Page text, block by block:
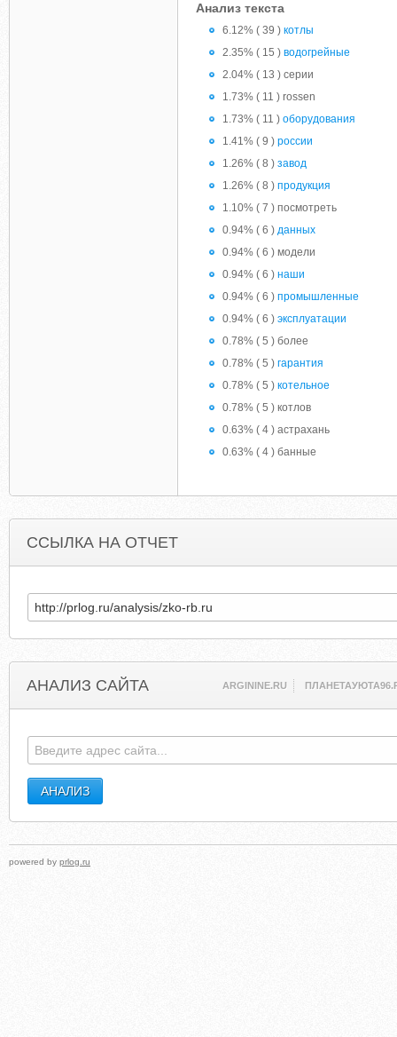
Анализ текста
6.12% ( 39 ) котлы
2.35% ( 15 ) водогрейные
2.04% ( 13 ) серии
1.73% ( 11 ) rossen
1.73% ( 11 ) оборудования
1.41% ( 9 ) россии
1.26% ( 8 ) завод
1.26% ( 8 ) продукция
1.10% ( 7 ) посмотреть
0.94% ( 6 ) данных
0.94% ( 6 ) модели
0.94% ( 6 ) наши
0.94% ( 6 ) промышленные
0.94% ( 6 ) эксплуатации
0.78% ( 5 ) более
0.78% ( 5 ) гарантия
0.78% ( 5 ) котельное
0.78% ( 5 ) котлов
0.63% ( 4 ) астрахань
0.63% ( 4 ) банные
ССЫЛКА НА ОТЧЕТ
АНАЛИЗ САЙТА ARGININE.RU
powered by prlog.ru